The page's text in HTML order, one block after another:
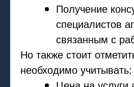
Получение
специалистов
связанным с
Но также стоит
необходимо учитывать: